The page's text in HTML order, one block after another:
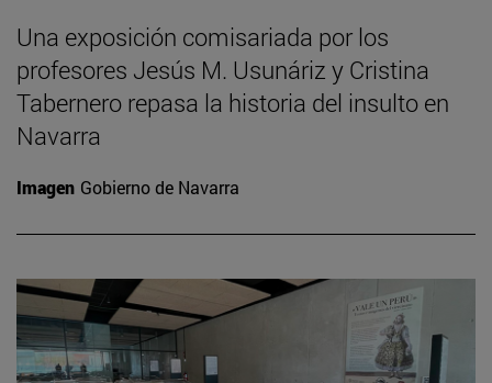
Una exposición comisariada por los
profesores Jesús M. Usunáriz y Cristina
Tabernero repasa la historia del insulto en
Navarra
Imagen Gobierno de Navarra